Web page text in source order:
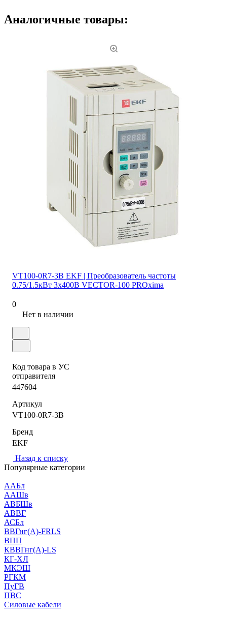
Аналогичные товары:
VT100-0R7-3B EKF | Преобразователь частоты
0.75/1.5кВт 3х400В VECTOR-100 PROxima
0
Нет в наличии
Код товара в УС
отправителя
447604
Артикул
VT100-0R7-3B
Бренд
EKF
Назад к списку
Популярные категории
ААБл
ААШв
АВБШв
АВВГ
АСБл
ВВГнг(А)-FRLS
ВПП
КВВГнг(А)-LS
КГ-ХЛ
МКЭШ
РГКМ
ПуГВ
ПВС
Силовые кабели